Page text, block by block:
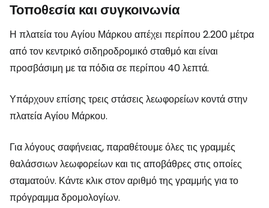
Τοποθεσία και συγκοινωνία
Η πλατεία του Αγίου Μάρκου απέχει περίπου 2.200 μέτρα
από τον κεντρικό σιδηροδρομικό σταθμό και είναι
προσβάσιμη με τα πόδια σε περίπου 40 λεπτά.
Υπάρχουν επίσης τρεις στάσεις λεωφορείων κοντά στην
πλατεία Αγίου Μάρκου.
Για λόγους σαφήνειας, παραθέτουμε όλες τις γραμμές
θαλάσσιων λεωφορείων και τις αποβάθρες στις οποίες
σταματούν. Κάντε κλικ στον αριθμό της γραμμής για το
πρόγραμμα δρομολογίων.